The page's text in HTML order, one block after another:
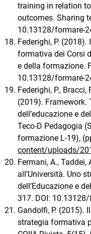
training in relation
outcomes. Sharing
10.13128/formare-
Federighi, P.
formativa dei Corsi
e della formazione.
10.13128/formare-
Federighi, P., Bracci,
(2019). Framework.
dell’educazione e
Teco-D Pedagogia
formazione L-19),
content/uploads/
Fermani, A.,
all’Università. Uno
dell’Educazione e
317. DOI:
Gandolfi, P. (2015).
strategia formativa